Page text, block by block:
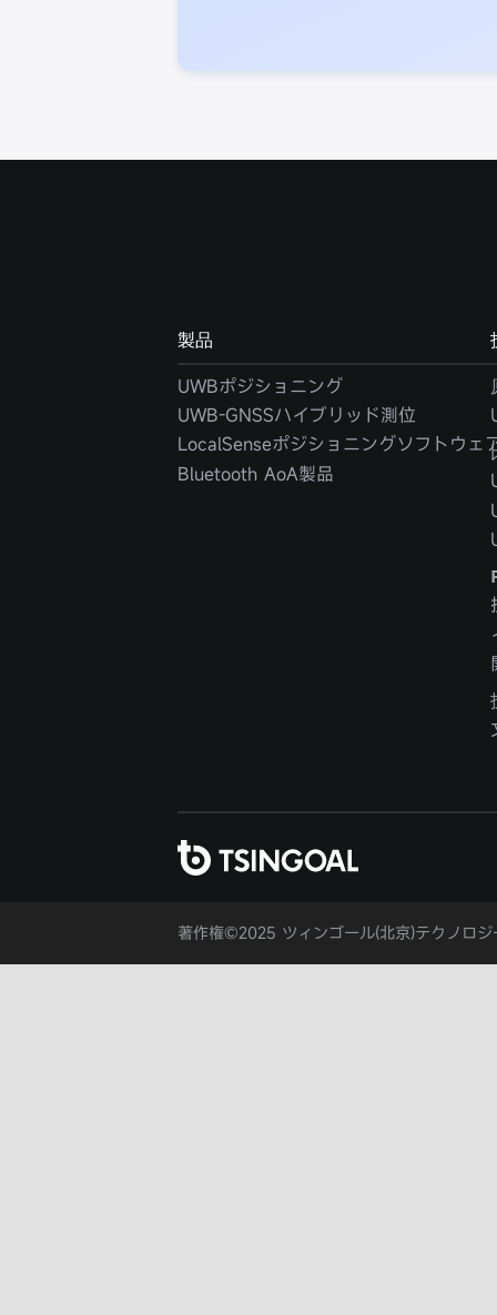
製品
UWBポジショニング
UWB-GNSSハイブリッド測位
LocalSenseポジショニングソフトウェ
Bluetooth AoA製品
著作権©2025 ツィンゴール(北京)テクノロジ